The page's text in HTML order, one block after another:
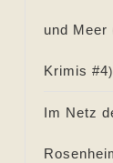
und Meer
Krimis #4)
Im Netz